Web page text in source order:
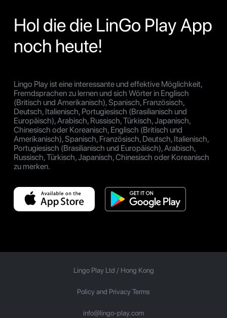
Hol die die LinGo Play App
noch heute!
Lingo Play ist eine interessante und effektive Möglichkeit,
Fremdsprachen zu lernen und sich Wörter in Englisch
(Britisch und Amerikanisch), Spanisch, Französisch,
Deutsch, Italienisch, Portugiesisch (Brasilianisch und
Europäisch), Arabisch, Russisch, Türkisch, Japanisch,
Chinesisch oder Koreanisch, Englisch (Britisch und
Amerikanisch), Spanisch, Französisch, Deutsch, Italienisch,
Portugiesisch (Brasilianisch und Europäisch), Arabisch,
Russisch, Türkisch, Japanisch, Chinesisch oder Koreanisch
zu merken.
Lingo Play Ltd / Hong Kong
Policy and Privacy Terms
info@lingo-play.com